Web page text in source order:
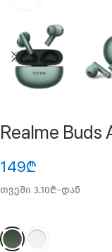
Realme Buds
149₾
თვეში 3.10₾-დან